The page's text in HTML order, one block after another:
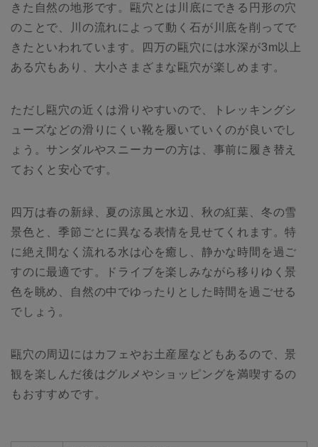
きた自然の地形です。甌穴とは川底にできる円形の穴
のことで、川の流れによって動く石が川底を削ってで
きたといわれています。四万の甌穴には水深が3m以上
ある穴もあり、大小さまざまな甌穴が楽しめます。
ただし甌穴の近くは滑りやすいので、トレッキングシ
ューズなどの滑りにくい靴を履いていくのが良いでし
ょう。サンダルやスニーカーの方は、事前に履き替え
ておくと安心です。
四万は春の新緑、夏の涼風と水辺、秋の紅葉、冬の雪
景色と、季節ごとに異なる表情を見せてくれます。特
に絶え間なく流れる水は心を癒し、静かな時間を過ご
すのに最適です。ドライブを楽しみながら移りゆく景
色を眺め、自然の中でゆったりとした時間を過ごせる
でしょう。
甌穴の周辺にはカフェやお土産屋などもあるので、景
観を楽しんだ後はグルメやショッピングを満喫するの
もおすすめです。